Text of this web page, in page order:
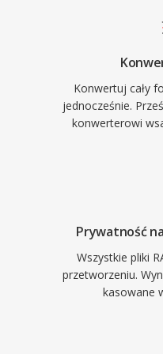
glosowych po
innych
kazde wspolczesne
odtwarzacz
Konwertuj cały
jednocześnie.
konwerterowi
Prywatność
Wszystkie pliki
przetworzeniu.
kasowane